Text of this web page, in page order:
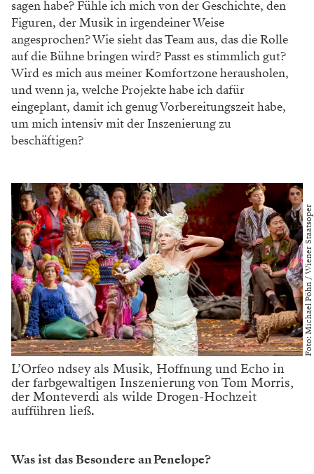
sagen habe? Fühle ich mich von der Geschichte, den
Figuren, der Musik in irgendeiner Weise
angesprochen? Wie sieht das Team aus, das die Rolle
auf die Bühne bringen wird? Passt es stimmlich gut?
Wird es mich aus meiner Komfortzone herausholen,
und wenn ja, welche Projekte habe ich dafür
eingeplant, damit ich genug Vorbereitungszeit habe,
um mich intensiv mit der Inszenierung zu
beschäftigen?
Foto: Michael Pöhn / Wiener Staatsoper
L’Orfeo ndsey als Musik, Hoffnung und Echo in
der farbgewaltigen Inszenierung von Tom Morris,
der Monteverdi als wilde Drogen-Hochzeit
aufführen ließ.
Was ist das Besondere an Penelope?